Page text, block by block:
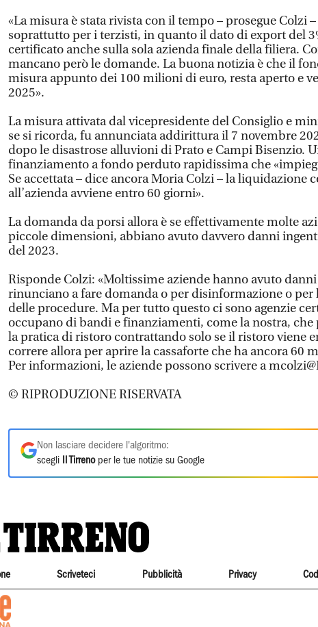
«La misura è stata rivista con il tempo – prosegue Colzi
soprattutto per i terzisti, in quanto il dato di export del
certificato anche sulla sola azienda finale della filiera.
mancano però le domande. La buona notizia è che il
misura appunto dei 100 milioni di euro, resta aperto e
2025».
La misura attivata dal vicepresidente del Consiglio e
se si ricorda, fu annunciata addirittura il 7 novembre
dopo le disastrose alluvioni di Prato e Campi Bisenzio.
finanziamento a fondo perduto rapidissima che
Se accettata – dice ancora Moria Colzi – la liquidazione
all’azienda avviene entro 60 giorni».
La domanda da porsi allora è se effettivamente molte
piccole dimensioni, abbiano avuto davvero danni
del 2023.
Risponde Colzi: «Moltissime aziende hanno avuto
rinunciano a fare domanda o per disinformazione o per
delle procedure. Ma per tutto questo ci sono agenzie
occupano di bandi e finanziamenti, come la nostra,
la pratica di ristoro contrattando solo se il ristoro viene
correre allora per aprire la cassaforte che ha ancora 60
Per informazioni, le aziende possono scrivere a
© RIPRODUZIONE RISERVATA
Non lasciare decidere l'algoritmo:
scegli
Il Tirrenoper le tue notizie su Google
Scriveteci Pubblicità Privacy